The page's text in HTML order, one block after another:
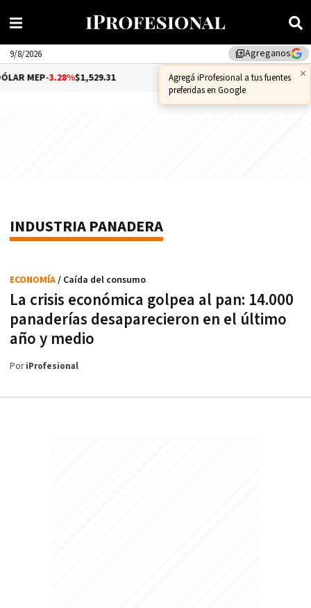
library_addAgreganos
×
Agregá iProfesional a tus fuentes
preferidas en Google
9/8/2026
MEP-3.28%$1,529.31 DÓLAR CCL-1.25%$1,556.14
INDUSTRIA PANADERA
La crisis económica golpea al pan: 14.000
panaderías desaparecieron en el último
año y medio
ECONOMÍA/ Caída del consumo
PoriProfesional